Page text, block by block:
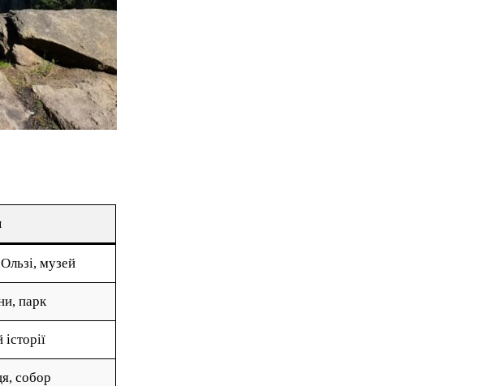
музей
парк
собор